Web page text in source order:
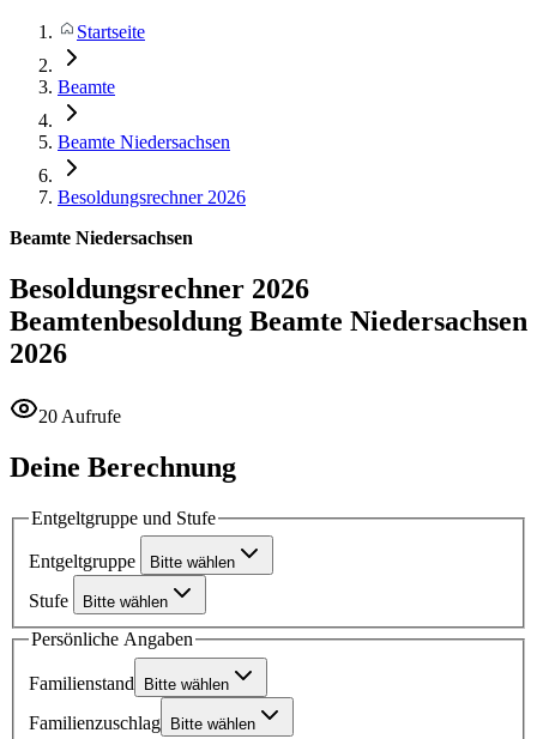
Startseite
Beamte
Beamte Niedersachsen
Besoldungsrechner 2026
Beamte Niedersachsen
Besoldungsrechner 2026
Beamtenbesoldung Beamte Niedersachsen
2026
20 Aufrufe
Deine Berechnung
Entgeltgruppe und Stufe
Entgeltgruppe Bitte wählen
Stufe Bitte wählen
Persönliche Angaben
Familienstand Bitte wählen
Familienzuschlag Bitte wählen